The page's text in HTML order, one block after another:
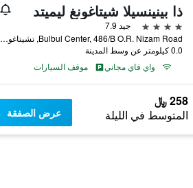
ذا بينينسيلا شيتاغونغ ليميتد
4 نجوم
جيد 7.9
Bulbul Center, 486/B O.R. Nizam Road, تشيتاغونغ, بنغلاديش
0.0 كيلومتر عن وسط المدينة
واي فاي مجاني
موقف السيارات
258 ﷼
المتوسط في الليلة عرض الصفقة